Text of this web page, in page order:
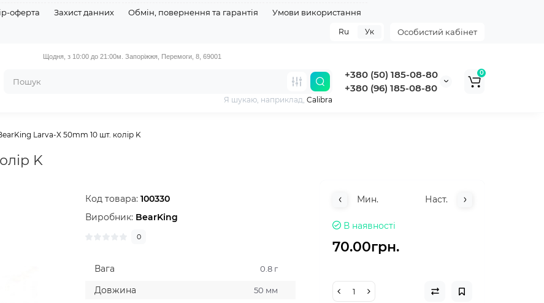
оферта Захист данних Обмін, повернення та гарантія
Умови використання
Особистий кабінет
Ru Ук
Щодня, з 10:00 до 21:00м. Запоріжжя, Перемоги, 8, 69001
+380 (50) 185-08-80
+380 (96) 185-08-80
Я шукаю, наприклад, Calibra
0
Larva-X 50mm 10 шт. колір K
K
Код товара:100330
Виробник: BearKing
0
Вага 0.8 г
Довжина 50 мм
Мин. Наст.
В наявності
70.00грн.